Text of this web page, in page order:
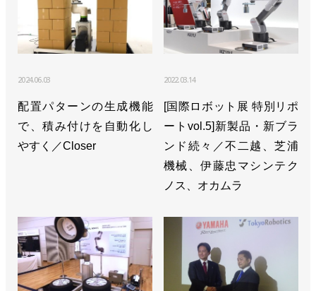
2024.06.03
配置パターンの生成機能
で、積み付けを自動化し
やすく／Closer
2022.03.14
[国際ロボット展 特別リポ
ートvol.5]新製品・新ブラ
ンド続々／不二越、芝浦
機械、伊藤忠マシンテク
ノス、オカムラ